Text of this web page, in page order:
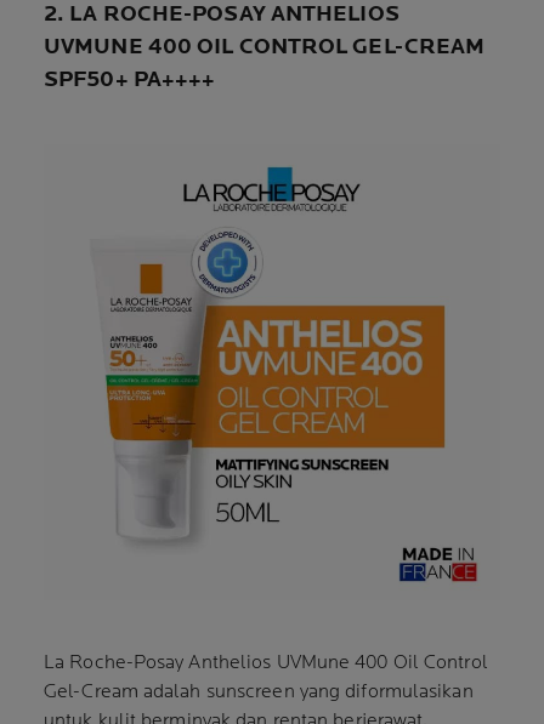
2. LA ROCHE-POSAY ANTHELIOS
UVMUNE 400 OIL CONTROL GEL-CREAM
SPF50+ PA++++
La Roche-Posay Anthelios UVMune 400 Oil Control
Gel-Cream adalah sunscreen yang diformulasikan